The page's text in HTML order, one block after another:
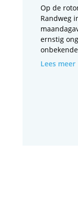
Op de
Randweg
ernstig
Lees meer